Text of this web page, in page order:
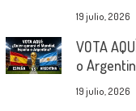
19 julio, 2026
VOTA
o
19 julio, 2026